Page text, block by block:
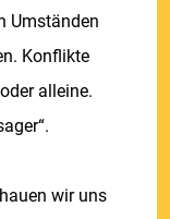
Umständen
Konflikte
alleine.
wir uns